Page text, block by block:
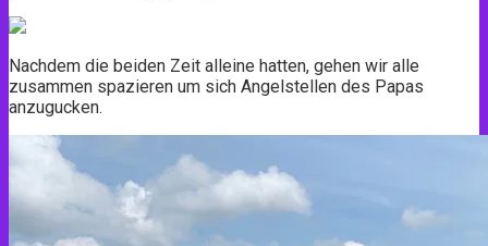
Nachdem die beiden Zeit alleine hatten, gehen wir alle
zusammen spazieren um sich Angelstellen des Papas
anzugucken.